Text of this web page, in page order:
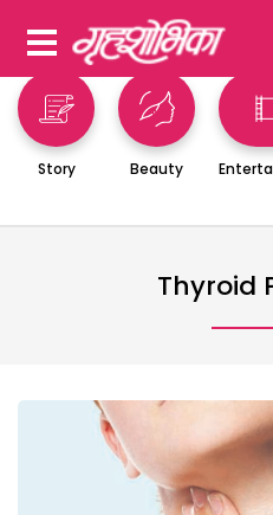
Story Beauty
Thyroid